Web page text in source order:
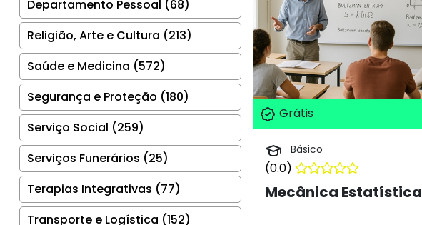
Departamento Pessoal (68)
Religião, Arte e Cultura (213)
Saúde e Medicina (572)
Segurança e Proteção (180)
Serviço Social (259)
Serviços Funerários (25)
Terapias Integrativas (77)
Transporte e Logística (152)
Grátis
Básico
(0.0)
Mecânica Estatística